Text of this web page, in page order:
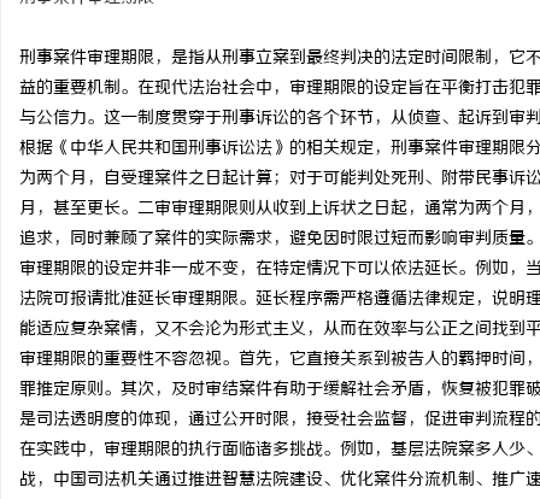
刑事案件审理期限，是指从刑事立案到最终判决的法定时间限制，
益的重要机制。在现代法治社会中，审理期限的设定旨在平衡打击
与公信力。这一制度贯穿于刑事诉讼的各个环节，从侦查、起诉到
根据《中华人民共和国刑事诉讼法》的相关规定，刑事案件审理期
为两个月，自受理案件之日起计算；对于可能判处死刑、附带民事
月，甚至更长。二审审理期限则从收到上诉状之日起，通常为两个
追求，同时兼顾了案件的实际需求，避免因时限过短而影响审判质量
审理期限的设定并非一成不变，在特定情况下可以依法延长。例如
法院可报请批准延长审理期限。延长程序需严格遵循法律规定，说
能适应复杂案情，又不会沦为形式主义，从而在效率与公正之间找到
审理期限的重要性不容忽视。首先，它直接关系到被告人的羁押时
罪推定原则。其次，及时审结案件有助于缓解社会矛盾，恢复被犯
是司法透明度的体现，通过公开时限，接受社会监督，促进审判流程
在实践中，审理期限的执行面临诸多挑战。例如，基层法院案多人
战，中国司法机关通过推进智慧法院建设、优化案件分流机制、推